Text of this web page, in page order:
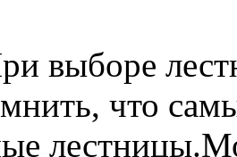
выборе
что
лестницы.